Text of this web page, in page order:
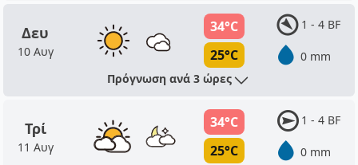
Δευ
10 Αυγ
34°C
25°C
1 - 4 BF
0 mm
Πρόγνωση ανά 3 ώρες
Τρί
11 Αυγ
34°C
25°C
1 - 4 BF
0 mm